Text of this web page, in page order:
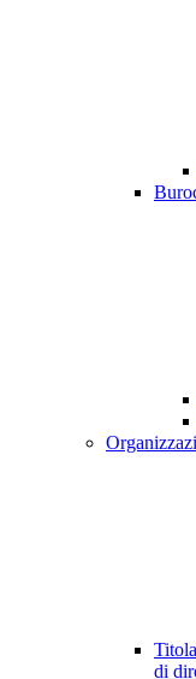
di